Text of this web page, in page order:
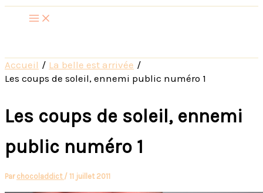
Accueil
La belle est arrivée
Les coups de soleil, ennemi public numéro 1
Les coups de soleil, ennemi
public numéro 1
Par chocoladdict / 11 juillet 2011